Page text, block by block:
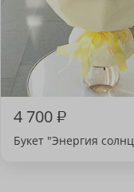
4 700₽
Букет "Энергия